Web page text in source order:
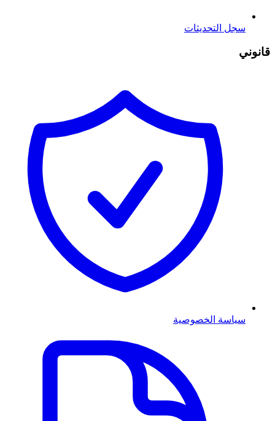
سجل التحديثات
قانوني
سياسة الخصوصية